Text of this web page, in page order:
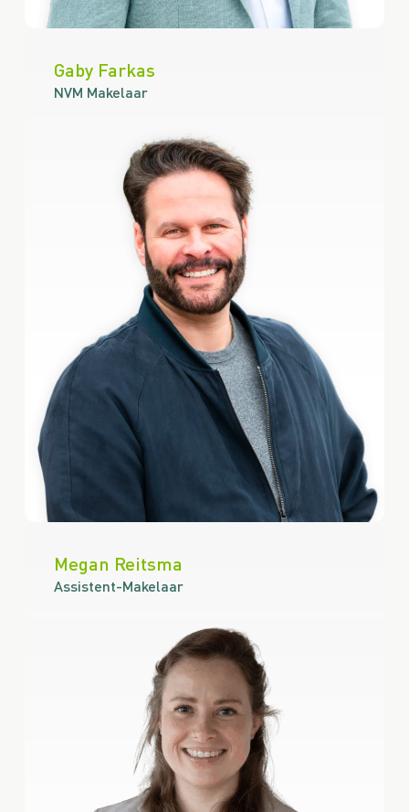
Gaby Farkas
NVM Makelaar
Megan Reitsma
Assistent-Makelaar